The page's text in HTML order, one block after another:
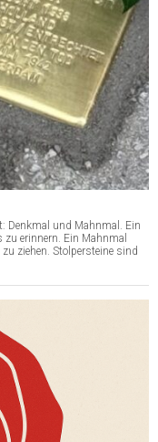
Denkmal und Mahnmal. Ein
erinnern. Ein Mahnmal
ziehen. Stolpersteine sind